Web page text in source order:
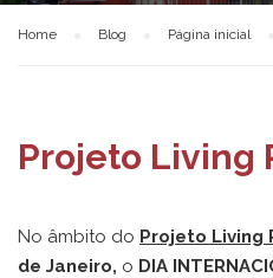
Home Blog Página inicial
Projeto Living
No âmbito do Projeto Living
de Janeiro, o DIA